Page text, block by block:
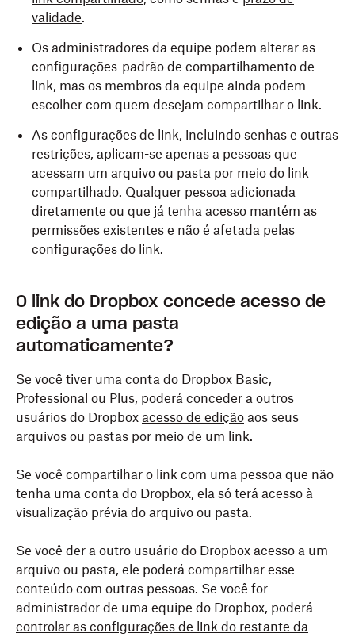
validade.
Os administradores da equipe podem alterar as
configurações-padrão de compartilhamento de
link, mas os membros da equipe ainda podem
escolher com quem desejam compartilhar o link.
As configurações de link, incluindo senhas e outras
restrições, aplicam-se apenas a pessoas que
acessam um arquivo ou pasta por meio do link
compartilhado. Qualquer pessoa adicionada
diretamente ou que já tenha acesso mantém as
permissões existentes e não é afetada pelas
configurações do link.
O link do Dropbox concede acesso de
edição a uma pasta
automaticamente?
Se você tiver uma conta do Dropbox Basic,
Professional ou Plus, poderá conceder a outros
usuários do Dropbox acesso de edição aos seus
arquivos ou pastas por meio de um link.
Se você compartilhar o link com uma pessoa que não
tenha uma conta do Dropbox, ela só terá acesso à
visualização prévia do arquivo ou pasta.
Se você der a outro usuário do Dropbox acesso a um
arquivo ou pasta, ele poderá compartilhar esse
conteúdo com outras pessoas. Se você for
administrador de uma equipe do Dropbox, poderá
controlar as configurações de link do restante da